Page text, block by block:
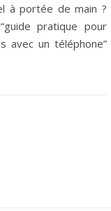
à portée de main ?
pratique pour
avec un téléphone”